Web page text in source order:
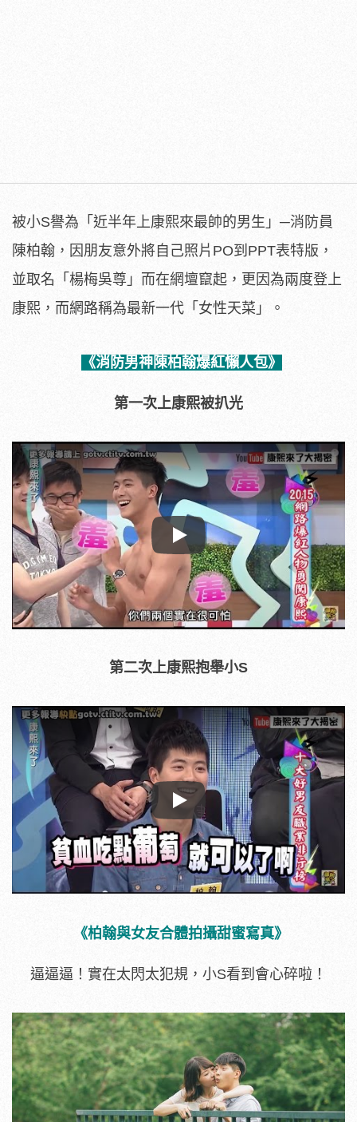
被小S譽為「近半年上康熙來最帥的男生」─消防員
陳柏翰，因朋友意外將自己照片PO到PPT表特版，
並取名「楊梅吳尊」而在網壇竄起，更因為兩度登上
康熙，而網路稱為最新一代「女性天菜」。
《消防男神陳柏翰爆紅懶人包》
第一次上康熙被扒光
Play
第二次上康熙抱舉小S
Play
《柏翰與女友合體拍攝甜蜜寫真》
逼逼逼！實在太閃太犯規，小S看到會心碎啦！